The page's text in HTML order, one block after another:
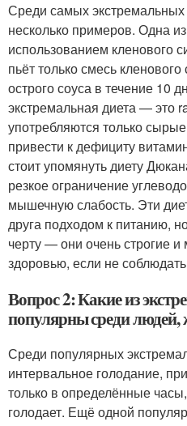
Среди самых
несколько примеров. Одна
использованием кленового
пьёт только смесь
острого соуса в течение 10
экстремальная диета — это
употребляются только
привести к дефициту
стоит упомянуть диету
резкое ограничение
мышечную слабость. Эти
друга подходом к питанию,
черту — они очень строгие и
здоровью, если не
Вопрос 2: Какие из
популярны среди
Среди популярных
интервальное голодание,
только в определённые
голодает. Ещё одной